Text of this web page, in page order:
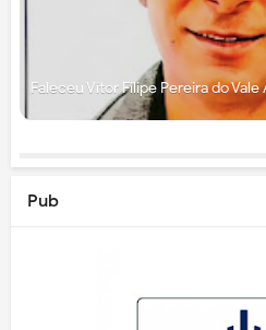
Faleceu Vítor Filipe Pereira do Vale
Pub